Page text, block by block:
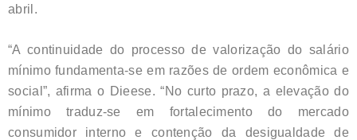
abril.
“A continuidade do processo de valorização do salário
mínimo fundamenta-se em razões de ordem econômica e
social”, afirma o Dieese. “No curto prazo, a elevação do
mínimo traduz-se em fortalecimento do mercado
consumidor interno e contenção da desigualdade de